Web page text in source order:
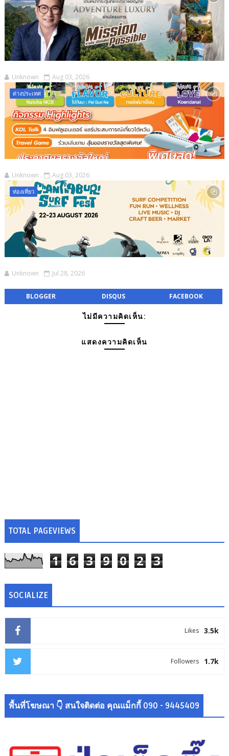
Unknown Aug 03, 2026
ต่างประเทศ
Unknown Aug 03, 2026
ท่องเที่ยว
Unknown Jul 28, 2026
BLOGGER DISQUS FACEBOOK
ไม่มีความคิดเห็น:
แสดงความคิดเห็น
TOTAL PAGEVIEWS
1 6 3 9 0 2 3
SOCIALIZE
3.5k
Likes
1.7k
Followers
พื้นที่โฆษณา 👇 สนใจติดต่อ คุณแม็กกี้ 090 - 9445409